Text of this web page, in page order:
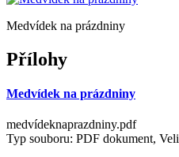
Medvídek na prázdniny
Přílohy
Medvídek na prázdniny
medvídeknaprazdniny.pdf
Typ souboru: PDF dokument,